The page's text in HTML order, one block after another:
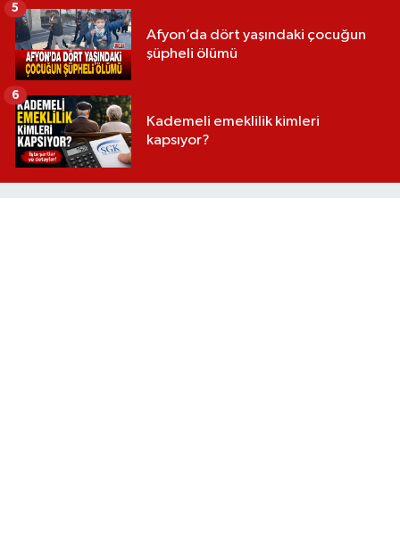
Afyon’da dört yaşındaki çocuğun
şüpheli ölümü
5
Kademeli emeklilik kimleri
kapsıyor?
6